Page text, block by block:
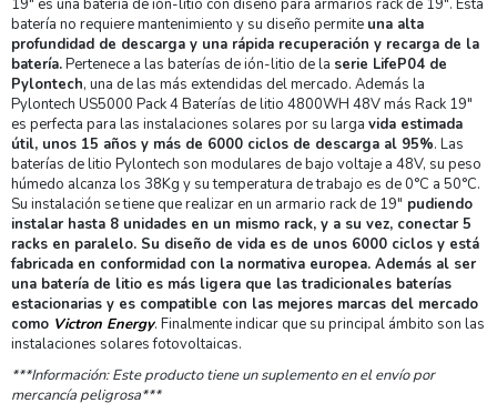
19" es una batería de ión-litio con diseño para armarios rack de 19". Esta
batería no requiere mantenimiento y su diseño permite una alta
profundidad de descarga y una rápida recuperación y recarga de la
batería.Pertenece a las baterías de ión-litio de la serie LifeP04 de
Pylontech, una de las más extendidas del mercado. Además la
Pylontech US5000 Pack 4 Baterías de litio 4800WH 48V más Rack 19"
es perfecta para las instalaciones solares por su larga vida estimada
útil, unos 15 años y más de 6000 ciclos de descarga al 95%. Las
baterías de litio Pylontech son modulares de bajo voltaje a 48V, su peso
húmedo alcanza los 38Kg y su temperatura de trabajo es de 0°C a 50°C.
Su instalación se tiene que realizar en un armario rack de 19" pudiendo
instalar hasta 8 unidades en un mismo rack, y a su vez, conectar 5
racks en paralelo. Su diseño de vida es de unos 6000 ciclos y está
fabricada en conformidad con la normativa europea. Además al ser
una batería de litio es más ligera que las tradicionales baterías
estacionarias y es compatible con las mejores marcas del mercado
como Victron Energy. Finalmente indicar que su principal ámbito son las
instalaciones solares fotovoltaicas.
***Información: Este producto tiene un suplemento en el envío por
mercancía peligrosa***